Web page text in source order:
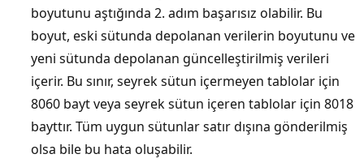
boyutunu aştığında 2. adım başarısız olabilir. Bu
boyut, eski sütunda depolanan verilerin boyutunu ve
yeni sütunda depolanan güncelleştirilmiş verileri
içerir. Bu sınır, seyrek sütun içermeyen tablolar için
8060 bayt veya seyrek sütun içeren tablolar için 8018
bayttır. Tüm uygun sütunlar satır dışına gönderilmiş
olsa bile bu hata oluşabilir.